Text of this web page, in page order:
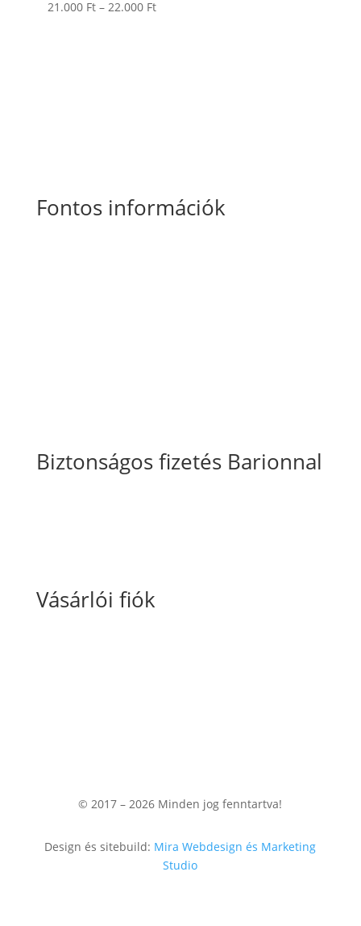
21.000 Ft – 22.000 FtÁrtartomány:
Fontos információk
Biztonságos fizetés Barionnal
Vásárlói fiók
© 2017 – 2026 Minden jog fenntartva!
Design és sitebuild: Mira Webdesign és Marketing
Studio